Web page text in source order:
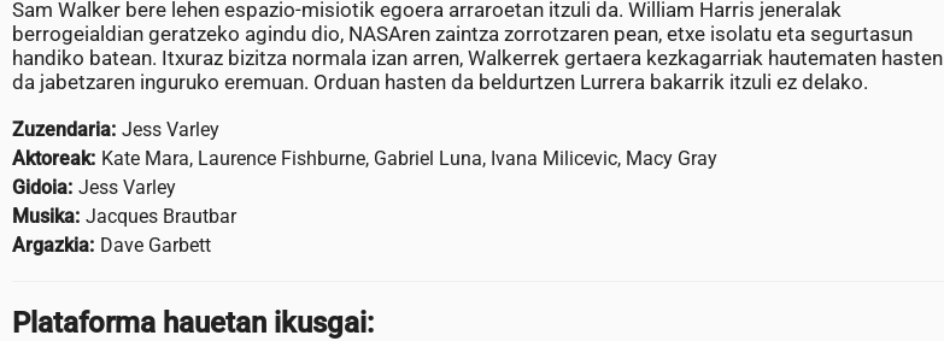
Sam Walker bere lehen espazio-misiotik egoera arraroetan itzuli da. William Harris jeneralak
berrogeialdian geratzeko agindu dio, NASAren zaintza zorrotzaren pean, etxe isolatu eta segurtasun
handiko batean. Itxuraz bizitza normala izan arren, Walkerrek gertaera kezkagarriak hautematen hasten
da jabetzaren inguruko eremuan. Orduan hasten da beldurtzen Lurrera bakarrik itzuli ez delako.
Zuzendaria: Jess Varley
Aktoreak: Kate Mara, Laurence Fishburne, Gabriel Luna, Ivana Milicevic, Macy Gray
Gidoia: Jess Varley
Musika: Jacques Brautbar
Argazkia: Dave Garbett
Plataforma hauetan ikusgai: